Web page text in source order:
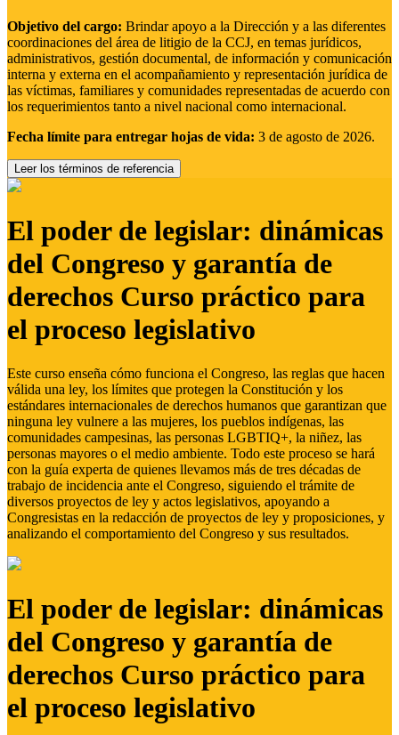
Objetivo del cargo: Brindar apoyo a la Dirección y a las diferentes
coordinaciones del área de litigio de la CCJ, en temas jurídicos,
administrativos, gestión documental, de información y comunicación
interna y externa en el acompañamiento y representación jurídica de
las víctimas, familiares y comunidades representadas de acuerdo con
los requerimientos tanto a nivel nacional como internacional.
Fecha límite para entregar hojas de vida: 3 de agosto de 2026.
Leer los términos de referencia
El poder de legislar: dinámicas
del Congreso y garantía de
derechos Curso práctico para
el proceso legislativo
Este curso enseña cómo funciona el Congreso, las reglas que hacen
válida una ley, los límites que protegen la Constitución y los
estándares internacionales de derechos humanos que garantizan que
ninguna ley vulnere a las mujeres, los pueblos indígenas, las
comunidades campesinas, las personas LGBTIQ+, la niñez, las
personas mayores o el medio ambiente. Todo este proceso se hará
con la guía experta de quienes llevamos más de tres décadas de
trabajo de incidencia ante el Congreso, siguiendo el trámite de
diversos proyectos de ley y actos legislativos, apoyando a
Congresistas en la redacción de proyectos de ley y proposiciones, y
analizando el comportamiento del Congreso y sus resultados.
El poder de legislar: dinámicas
del Congreso y garantía de
derechos Curso práctico para
el proceso legislativo